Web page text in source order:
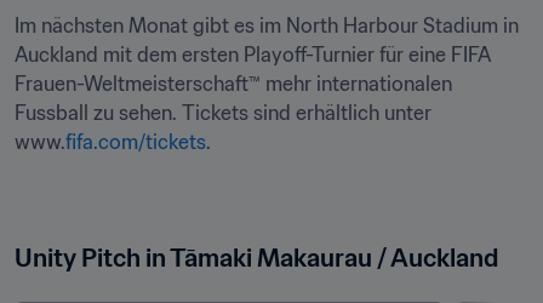
Im nächsten Monat gibt es im North Harbour Stadium in
Auckland mit dem ersten Playoff-Turnier für eine FIFA
Frauen-Weltmeisterschaft™ mehr internationalen
Fussball zu sehen. Tickets sind erhältlich unter
www.fifa.com/tickets.
Unity Pitch in Tāmaki Makaurau / Auckland